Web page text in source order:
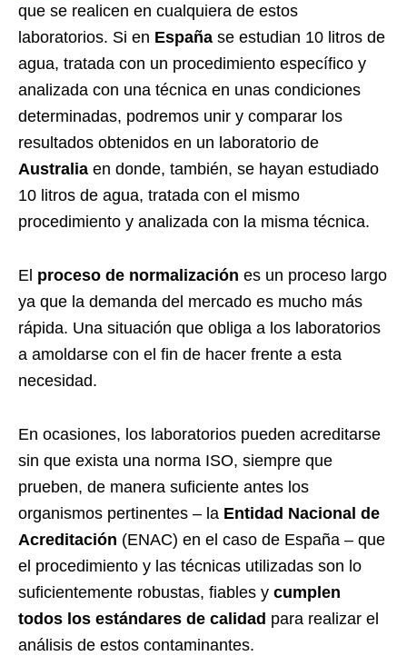
que se realicen en cualquiera de estos
laboratorios. Si en España se estudian 10 litros de
agua, tratada con un procedimiento específico y
analizada con una técnica en unas condiciones
determinadas, podremos unir y comparar los
resultados obtenidos en un laboratorio de
Australia en donde, también, se hayan estudiado
10 litros de agua, tratada con el mismo
procedimiento y analizada con la misma técnica.
El proceso de normalización es un proceso largo
ya que la demanda del mercado es mucho más
rápida. Una situación que obliga a los laboratorios
a amoldarse con el fin de hacer frente a esta
necesidad.
En ocasiones, los laboratorios pueden acreditarse
sin que exista una norma ISO, siempre que
prueben, de manera suficiente antes los
organismos pertinentes – la Entidad Nacional de
Acreditación (ENAC) en el caso de España – que
el procedimiento y las técnicas utilizadas son lo
suficientemente robustas, fiables y cumplen
todos los estándares de calidad para realizar el
análisis de estos contaminantes.